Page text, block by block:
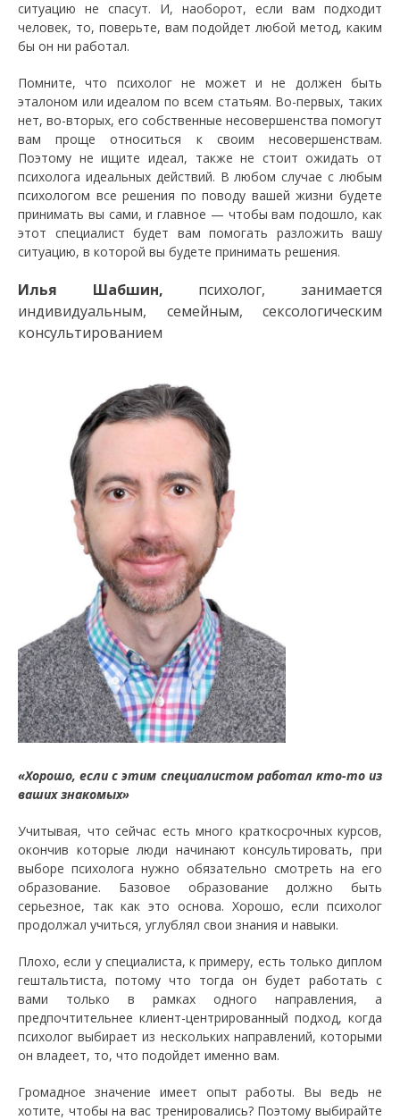
ситуацию не спасут. И, наоборот, если вам подходит
человек, то, поверьте, вам подойдет любой метод, каким
бы он ни работал.
Помните, что психолог не может и не должен быть
эталоном или идеалом по всем статьям. Во-первых, таких
нет, во-вторых, его собственные несовершенства помогут
вам проще относиться к своим несовершенствам.
Поэтому не ищите идеал, также не стоит ожидать от
психолога идеальных действий. В любом случае с любым
психологом все решения по поводу вашей жизни будете
принимать вы сами, и главное — чтобы вам подошло, как
этот специалист будет вам помогать разложить вашу
ситуацию, в которой вы будете принимать решения.
Илья Шабшин, психолог, занимается
индивидуальным, семейным, сексологическим
консультированием
«Хорошо, если с этим специалистом работал кто-то из
ваших знакомых»
Учитывая, что сейчас есть много краткосрочных курсов,
окончив которые люди начинают консультировать, при
выборе психолога нужно обязательно смотреть на его
образование. Базовое образование должно быть
серьезное, так как это основа. Хорошо, если психолог
продолжал учиться, углублял свои знания и навыки.
Плохо, если у специалиста, к примеру, есть только диплом
гештальтиста, потому что тогда он будет работать с
вами только в рамках одного направления, а
предпочтительнее клиент-центрированный подход, когда
психолог выбирает из нескольких направлений, которыми
он владеет, то, что подойдет именно вам.
Громадное значение имеет опыт работы. Вы ведь не
хотите, чтобы на вас тренировались? Поэтому выбирайте